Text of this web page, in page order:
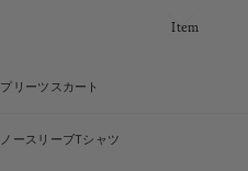
Item
プリーツスカート
ノースリーブTシャツ